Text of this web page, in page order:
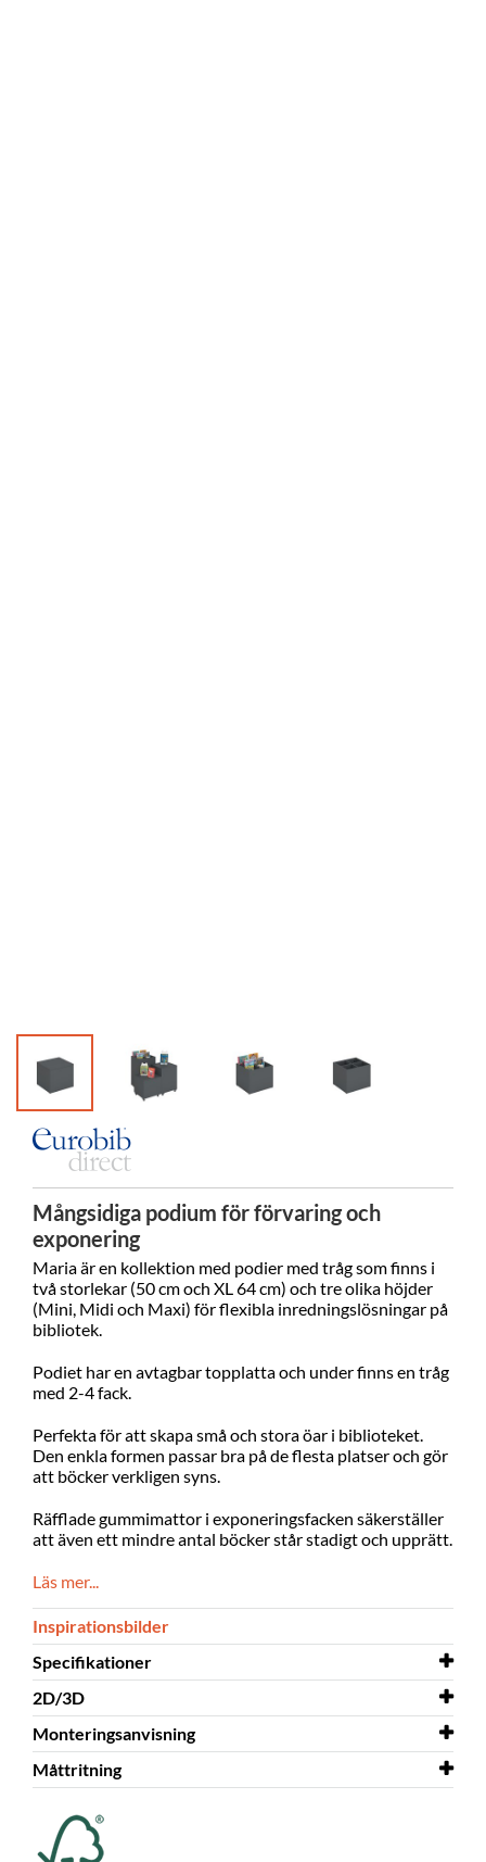
Mångsidiga podium för förvaring och
exponering
Maria är en kollektion med podier med tråg som finns i
två storlekar (50 cm och XL 64 cm) och tre olika höjder
(Mini, Midi och Maxi) för flexibla inredningslösningar på
bibliotek.
Podiet har en avtagbar topplatta och under finns en tråg
med 2-4 fack.
Perfekta för att skapa små och stora öar i biblioteket.
Den enkla formen passar bra på de flesta platser och gör
att böcker verkligen syns.
Räfflade gummimattor i exponeringsfacken säkerställer
att även ett mindre antal böcker står stadigt och upprätt.
Läs mer...
Inspirationsbilder
Specifikationer
Bredd
Djup
Höjd
Färg
Material
2D/3D
2D/3D Maria Mini 3D.dwg
Monteringsanvisning
Monteringsanvisning Maria Mini
Måttritning
Måttritning